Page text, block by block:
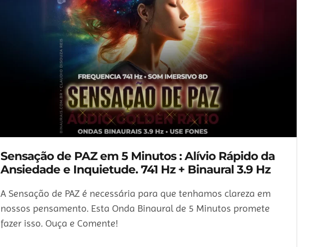
Sensação de PAZ em 5 Minutos : Alívio Rápido da
Ansiedade e Inquietude. 741 Hz + Binaural 3.9 Hz
A Sensação de PAZ é necessária para que tenhamos clareza em
nossos pensamento. Esta Onda Binaural de 5 Minutos promete
fazer isso. Ouça e Comente!